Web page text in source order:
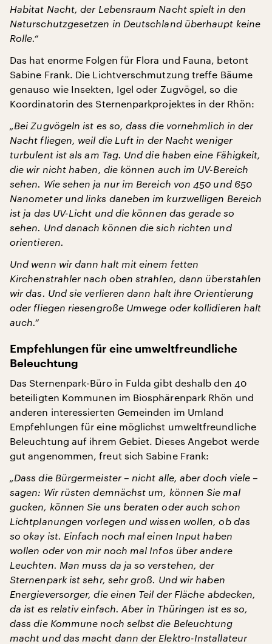
Habitat Nacht, der Lebensraum Nacht spielt in den
Naturschutzgesetzen in Deutschland überhaupt keine
Rolle.“
Das hat enorme Folgen für Flora und Fauna, betont
Sabine Frank. Die Lichtverschmutzung treffe Bäume
genauso wie Insekten, Igel oder Zugvögel, so die
Koordinatorin des Sternenparkprojektes in der Rhön:
„Bei Zugvögeln ist es so, dass die vornehmlich in der
Nacht fliegen, weil die Luft in der Nacht weniger
turbulent ist als am Tag. Und die haben eine Fähigkeit,
die wir nicht haben, die können auch im UV-Bereich
sehen. Wie sehen ja nur im Bereich von 450 und 650
Nanometer und links daneben im kurzwelligen Bereich
ist ja das UV-Licht und die können das gerade so
sehen. Und danach können die sich richten und
orientieren.
Und wenn wir dann halt mit einem fetten
Kirchenstrahler nach oben strahlen, dann überstahlen
wir das. Und sie verlieren dann halt ihre Orientierung
oder fliegen riesengroße Umwege oder kollidieren halt
auch.“
Empfehlungen für eine umweltfreundliche
Beleuchtung
Das Sternenpark-Büro in Fulda gibt deshalb den 40
beteiligten Kommunen im Biosphärenpark Rhön und
anderen interessierten Gemeinden im Umland
Empfehlungen für eine möglichst umweltfreundliche
Beleuchtung auf ihrem Gebiet. Dieses Angebot werde
gut angenommen, freut sich Sabine Frank:
„Dass die Bürgermeister – nicht alle, aber doch viele –
sagen: Wir rüsten demnächst um, können Sie mal
gucken, können Sie uns beraten oder auch schon
Lichtplanungen vorlegen und wissen wollen, ob das
so okay ist. Einfach noch mal einen Input haben
wollen oder von mir noch mal Infos über andere
Leuchten. Man muss da ja so verstehen, der
Sternenpark ist sehr, sehr groß. Und wir haben
Energieversorger, die einen Teil der Fläche abdecken,
da ist es relativ einfach. Aber in Thüringen ist es so,
dass die Kommune noch selbst die Beleuchtung
macht und das macht dann der Elektro-Installateur